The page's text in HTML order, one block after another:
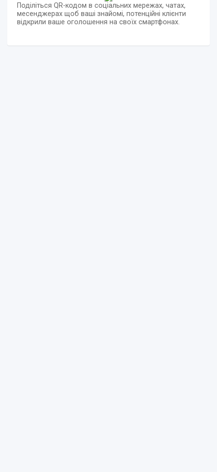
Поділіться QR-кодом в соціальних мережах, чатах,
месенджерах щоб ваші знайомі, потенційні клієнти
відкрили ваше оголошення на своїх смартфонах.